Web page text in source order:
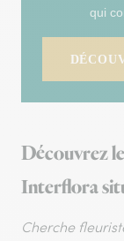
qui
Découvrez
Interflora
Cherche